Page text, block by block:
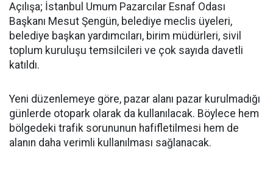
Açılışa; İstanbul Umum Pazarcılar Esnaf Odası
Başkanı Mesut Şengün, belediye meclis üyeleri,
belediye başkan yardımcıları, birim müdürleri, sivil
toplum kuruluşu temsilcileri ve çok sayıda davetli
katıldı.
Yeni düzenlemeye göre, pazar alanı pazar kurulmadığı
günlerde otopark olarak da kullanılacak. Böylece hem
bölgedeki trafik sorununun hafifletilmesi hem de
alanın daha verimli kullanılması sağlanacak.